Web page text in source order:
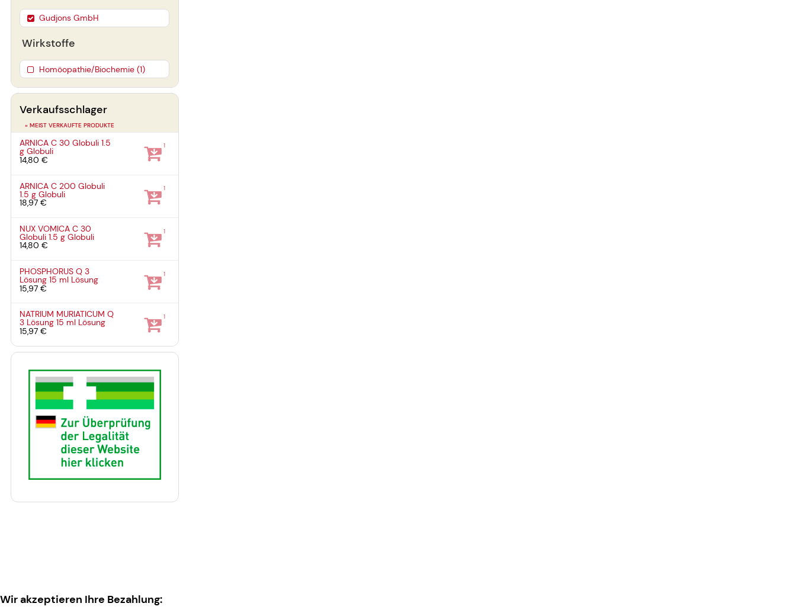
Gudjons GmbH
Wirkstoffe
Homöopathie/Biochemie (1)
Verkaufsschlager
» MEIST VERKAUFTE PRODUKTE
ARNICA C 30 Globuli1.5
gGlobuli
14,80 €
1
ARNICA C 200 Globuli
1.5 gGlobuli
18,97 €
1
NUX VOMICA C 30
Globuli1.5 gGlobuli
14,80 €
1
PHOSPHORUS Q 3
Lösung15 ml Lösung
15,97 €
1
NATRIUM MURIATICUM Q
3 Lösung15 ml Lösung
15,97 €
1
Wir akzeptieren Ihre Bezahlung: